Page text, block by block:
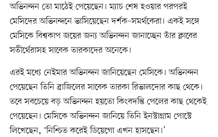
অভিনন্দন তো মাঠেই পেয়েছেন। ম্যাচ শেষ হওয়ার পরপরই
মেসিদের অভিনন্দনে ভাসিয়েছেন দর্শক–সমর্থকেরা। একই সঙ্গে
মেসিকে বিশ্বকাপ জয়ের জন্য অভিনন্দন জানাচ্ছেন তাঁর ক্লাবের
সতীর্থেরাসহ সাবেক তারকাদের অনেকে।
এরই মধ্যে নেইমার অভিনন্দন জানিয়েছেন মেসিকে। অভিনন্দন
পেয়েছেন তিনি ব্রাজিলের সাবেক তারকা রিভালদোর কাছ থেকে।
তবে সবচেয়ে বড় অভিনন্দন হয়তো কিংবদন্তি পেলের কাছ থেকেই
পেয়েছেন। মেসিকে অভিনন্দন জানিয়ে তিনি ইনস্টাগ্রাম পোস্টে
লিখেছেন, ‘নিশ্চিত করেই ডিয়েগো এখন হাসছেন।’